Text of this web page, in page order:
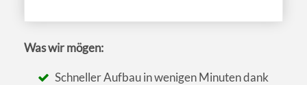
Was wir mögen:
Schneller Aufbau in wenigen Minuten dank